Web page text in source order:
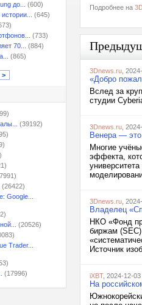
до...
(600)
(645)
(733)
70...
(884)
(865)
>
(39192)
(26422)
Google...
(20526)
Trader...
(17996)
Подробнее на
3Dnews.ru ,
«Добро
Вслед за
студии
3Dnews.ru ,
Венера —
Многие
эффекта,
3Dnews.ru ,
Владелец
НКО «Фонд
биржам
Источник
iXBT, 2024-12-03
На